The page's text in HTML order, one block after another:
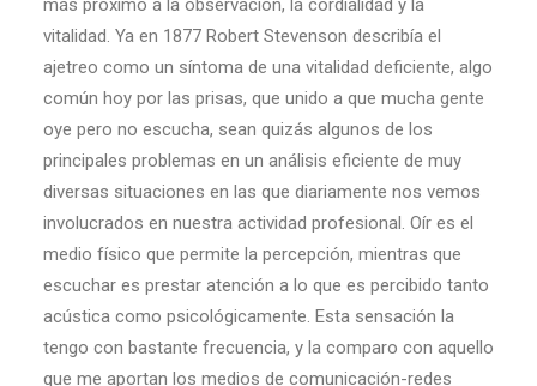
más próximo a la observación, la cordialidad y la
vitalidad. Ya en 1877 Robert Stevenson describía el
ajetreo como un síntoma de una vitalidad deficiente, algo
común hoy por las prisas, que unido a que mucha gente
oye pero no escucha, sean quizás algunos de los
principales problemas en un análisis eficiente de muy
diversas situaciones en las que diariamente nos vemos
involucrados en nuestra actividad profesional. Oír es el
medio físico que permite la percepción, mientras que
escuchar es prestar atención a lo que es percibido tanto
acústica como psicológicamente. Esta sensación la
tengo con bastante frecuencia, y la comparo con aquello
que me aportan los medios de comunicación-redes